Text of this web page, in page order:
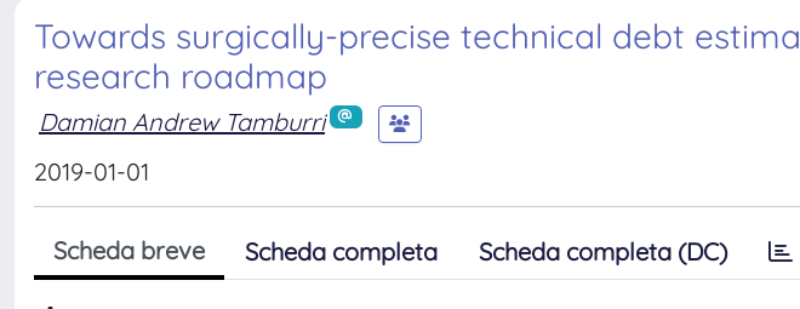
Towards surgically-precise technical debt
research roadmap
Damian Andrew Tamburri
2019-01-01
Scheda breve Scheda completa Scheda completa (DC)